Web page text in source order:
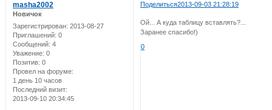
Поделиться2013-09-03 21:28:19
masha2002
Новичок
Зарегистрирован: 2013-08-27
Приглашений: 0
Сообщений: 4
Уважение: 0
Позитив: 0
Провел на форуме:
1 день 10 часов
Последний визит:
2013-09-10 20:34:45
Ой... А куда таблицу вставлять?...
Заранее спасибо!)
0